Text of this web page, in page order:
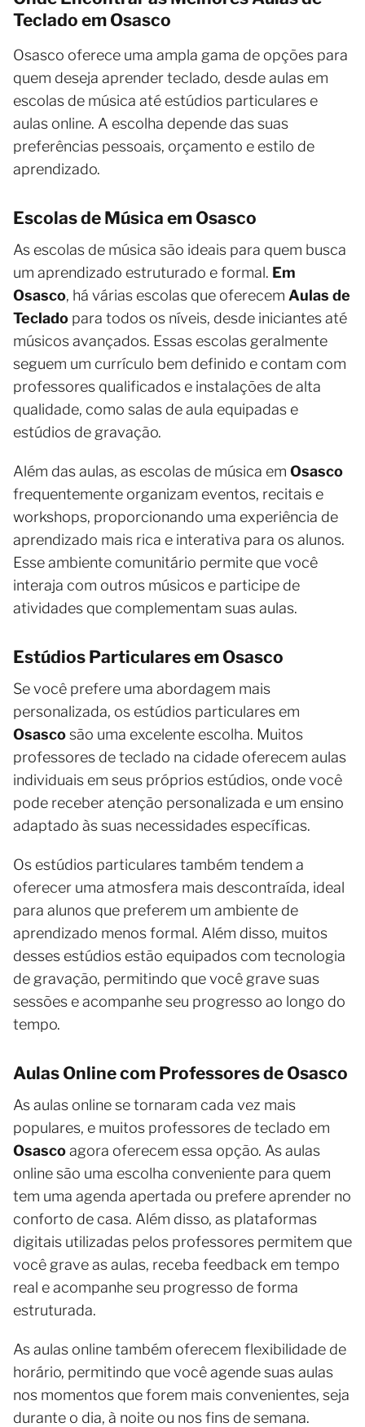
Teclado em Osasco
Osasco oferece uma ampla gama de opções para
quem deseja aprender teclado, desde aulas em
escolas de música até estúdios particulares e
aulas online. A escolha depende das suas
preferências pessoais, orçamento e estilo de
aprendizado.
Escolas de Música em Osasco
As escolas de música são ideais para quem busca
um aprendizado estruturado e formal. Em
Osasco, há várias escolas que oferecem Aulas de
Teclado para todos os níveis, desde iniciantes até
músicos avançados. Essas escolas geralmente
seguem um currículo bem definido e contam com
professores qualificados e instalações de alta
qualidade, como salas de aula equipadas e
estúdios de gravação.
Além das aulas, as escolas de música em Osasco
frequentemente organizam eventos, recitais e
workshops, proporcionando uma experiência de
aprendizado mais rica e interativa para os alunos.
Esse ambiente comunitário permite que você
interaja com outros músicos e participe de
atividades que complementam suas aulas.
Estúdios Particulares em Osasco
Se você prefere uma abordagem mais
personalizada, os estúdios particulares em
Osascosão uma excelente escolha. Muitos
professores de teclado na cidade oferecem aulas
individuais em seus próprios estúdios, onde você
pode receber atenção personalizada e um ensino
adaptado às suas necessidades específicas.
Os estúdios particulares também tendem a
oferecer uma atmosfera mais descontraída, ideal
para alunos que preferem um ambiente de
aprendizado menos formal. Além disso, muitos
desses estúdios estão equipados com tecnologia
de gravação, permitindo que você grave suas
sessões e acompanhe seu progresso ao longo do
tempo.
Aulas Online com Professores de Osasco
As aulas online se tornaram cada vez mais
populares, e muitos professores de teclado em
Osascoagora oferecem essa opção. As aulas
online são uma escolha conveniente para quem
tem uma agenda apertada ou prefere aprender no
conforto de casa. Além disso, as plataformas
digitais utilizadas pelos professores permitem que
você grave as aulas, receba feedback em tempo
real e acompanhe seu progresso de forma
estruturada.
As aulas online também oferecem flexibilidade de
horário, permitindo que você agende suas aulas
nos momentos que forem mais convenientes, seja
durante o dia, à noite ou nos fins de semana.